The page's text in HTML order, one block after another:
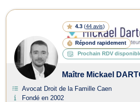
4.3 (44 avis)
Répond rapidement
Prochain RDV
Maître Mickael
Avocat Droit de la Famille Caen
Fondé en 2002